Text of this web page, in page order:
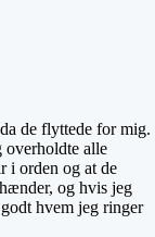
de flyttede for mig.
overholdte alle
i orden og at de
og hvis jeg
hvem jeg ringer